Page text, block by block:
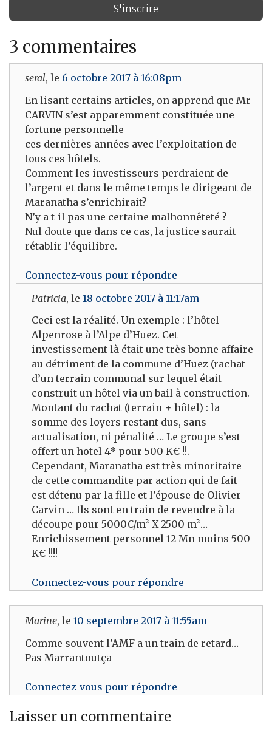
3 commentaires
seral, le 6 octobre 2017 à 16:08pm
En lisant certains articles, on apprend que Mr
CARVIN s’est apparemment constituée une
fortune personnelle
ces dernières années avec l’exploitation de
tous ces hôtels.
Comment les investisseurs perdraient de
l’argent et dans le même temps le dirigeant de
Maranatha s’enrichirait?
N’y a t-il pas une certaine malhonnêteté ?
Nul doute que dans ce cas, la justice saurait
rétablir l’équilibre.
Connectez-vous pour répondre
Patricia, le 18 octobre 2017 à 11:17am
Ceci est la réalité. Un exemple : l’hôtel
Alpenrose à l’Alpe d’Huez. Cet
investissement là était une très bonne affaire
au détriment de la commune d’Huez (rachat
d’un terrain communal sur lequel était
construit un hôtel via un bail à construction.
Montant du rachat (terrain + hôtel) : la
somme des loyers restant dus, sans
actualisation, ni pénalité … Le groupe s’est
offert un hotel 4* pour 500 K€ !!.
Cependant, Maranatha est très minoritaire
de cette commandite par action qui de fait
est détenu par la fille et l’épouse de Olivier
Carvin … Ils sont en train de revendre à la
découpe pour 5000€/m² X 2500 m²…
Enrichissement personnel 12 Mn moins 500
K€ !!!!
Connectez-vous pour répondre
Marine, le 10 septembre 2017 à 11:55am
Comme souvent l’AMF a un train de retard…
Pas Marrantoutça
Connectez-vous pour répondre
Laisser un commentaire